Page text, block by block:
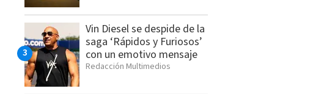
Vin Diesel se despide de la
saga ‘Rápidos y Furiosos’
con un emotivo mensaje
Redacción Multimedios